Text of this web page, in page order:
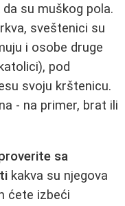
su muškog pola.
sveštenici su
i osobe druge
pod
svoju krštenicu.
- na primer, brat ili
sa
kakva su njegova
ćete izbeći